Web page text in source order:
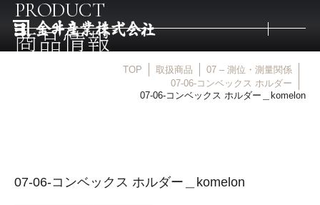
PRODUCT
商品情報
TOP 取扱商品
07 – 測位・測量関係
07-06-コンベックス ホルダー
07-06-コンベックス ホルダー＿komelon
07-06-コンベックス ホルダー＿komelon